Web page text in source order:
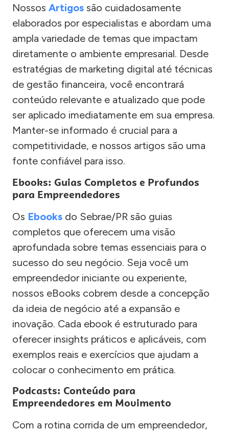
Nossos Artigos são cuidadosamente
elaborados por especialistas e abordam uma
ampla variedade de temas que impactam
diretamente o ambiente empresarial. Desde
estratégias de marketing digital até técnicas
de gestão financeira, você encontrará
conteúdo relevante e atualizado que pode
ser aplicado imediatamente em sua empresa.
Manter-se informado é crucial para a
competitividade, e nossos artigos são uma
fonte confiável para isso.
Ebooks: Guias Completos e Profundos
para Empreendedores
Os Ebooks do Sebrae/PR são guias
completos que oferecem uma visão
aprofundada sobre temas essenciais para o
sucesso do seu negócio. Seja você um
empreendedor iniciante ou experiente,
nossos eBooks cobrem desde a concepção
da ideia de negócio até a expansão e
inovação. Cada ebook é estruturado para
oferecer insights práticos e aplicáveis, com
exemplos reais e exercícios que ajudam a
colocar o conhecimento em prática.
Podcasts: Conteúdo para
Empreendedores em Movimento
Com a rotina corrida de um empreendedor,